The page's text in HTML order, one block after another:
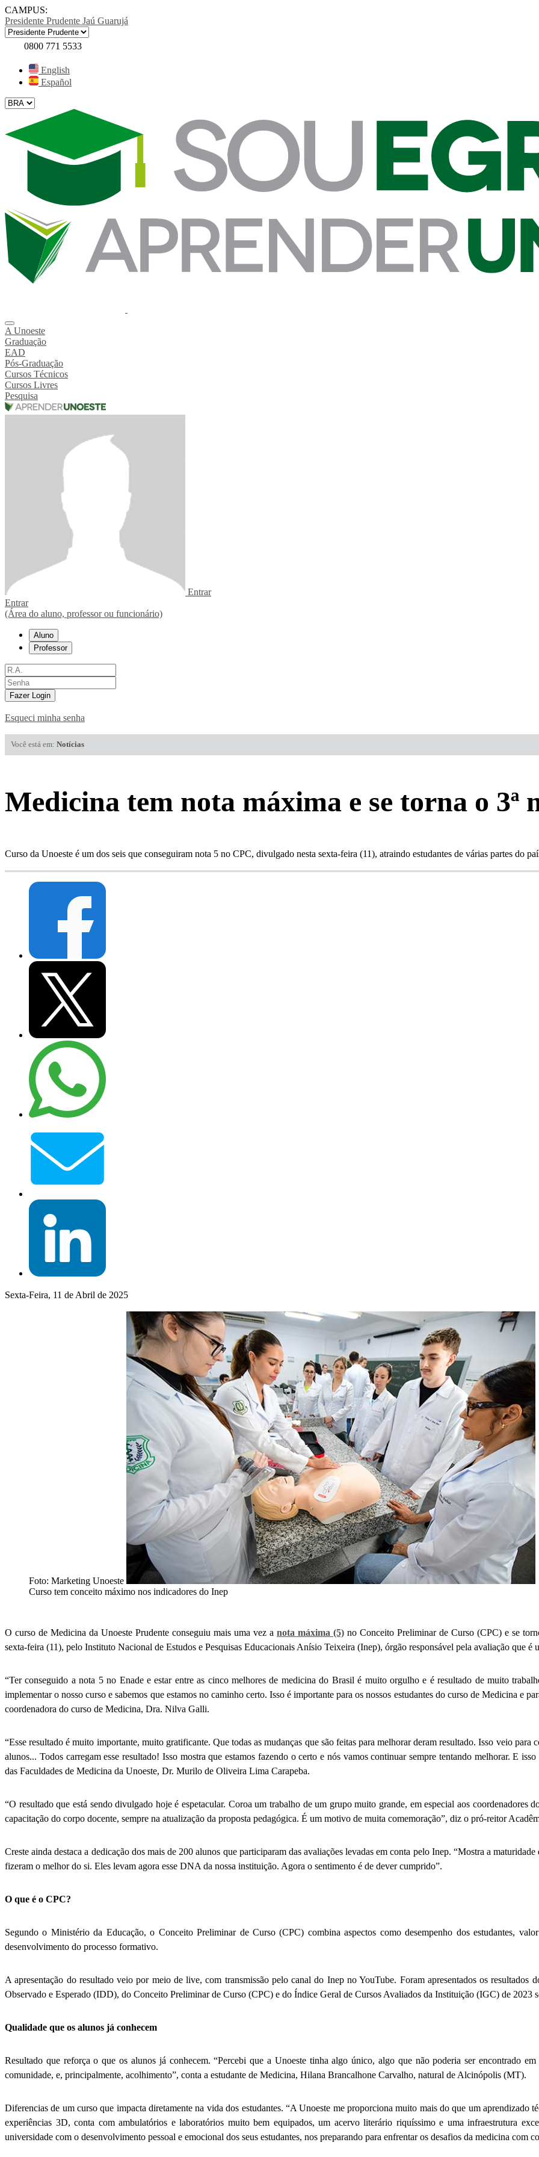
CAMPUS:
Presidente Prudente Jaú Guarujá
0800 771 5533
English
Español
A Unoeste
Graduação
EAD
Pós-Graduação
Cursos Técnicos
Cursos Livres
Pesquisa
Entrar
Entrar
(Área do aluno, professor ou funcionário)
Aluno
Professor
Fazer Login
Esqueci minha senha
Você está em: Notícias
Medicina tem nota máxima e se torna o 3ª
Curso da Unoeste é um dos seis que conseguiram nota 5 no CPC, divulgado nesta sexta-feira (11), atraindo estudantes de várias partes do
Sexta-Feira, 11 de Abril de 2025
Foto: Marketing Unoeste
Curso tem conceito máximo nos indicadores do Inep
O curso de Medicina da Unoeste Prudente conseguiu mais uma vez a nota máxima (5) no Conceito Preliminar de Curso (CPC) e se
sexta-feira (11), pelo Instituto Nacional de Estudos e Pesquisas Educacionais Anísio Teixeira (Inep), órgão responsável pela avaliação que é
“Ter conseguido a nota 5 no Enade e estar entre as cinco melhores de medicina do Brasil é muito orgulho e é resultado de muito
implementar o nosso curso e sabemos que estamos no caminho certo. Isso é importante para os nossos estudantes do curso de Medicina e
coordenadora do curso de Medicina, Dra. Nilva Galli.
“Esse resultado é muito importante, muito gratificante. Que todas as mudanças que são feitas para melhorar deram resultado. Isso veio para
alunos... Todos carregam esse resultado! Isso mostra que estamos fazendo o certo e nós vamos continuar sempre tentando melhorar. E
das Faculdades de Medicina da Unoeste, Dr. Murilo de Oliveira Lima Carapeba.
“O resultado que está sendo divulgado hoje é espetacular. Coroa um trabalho de um grupo muito grande, em especial aos coordenadores
capacitação do corpo docente, sempre na atualização da proposta pedagógica. É um motivo de muita comemoração”, diz o pró-reitor
Creste ainda destaca a dedicação dos mais de 200 alunos que participaram das avaliações levadas em conta pelo Inep. “Mostra a
fizeram o melhor do si. Eles levam agora esse DNA da nossa instituição. Agora o sentimento é de dever cumprido”.
O que é o CPC?
Segundo o Ministério da Educação, o Conceito Preliminar de Curso (CPC) combina aspectos como desempenho dos estudantes,
desenvolvimento do processo formativo.
A apresentação do resultado veio por meio de live, com transmissão pelo canal do Inep no YouTube. Foram apresentados os
Observado e Esperado (IDD), do Conceito Preliminar de Curso (CPC) e do Índice Geral de Cursos Avaliados da Instituição (IGC) de
Qualidade que os alunos já conhecem
Resultado que reforça o que os alunos já conhecem. “Percebi que a Unoeste tinha algo único, algo que não poderia ser encontrado
comunidade, e, principalmente, acolhimento”, conta a estudante de Medicina, Hilana Brancalhone Carvalho, natural de Alcinópolis (MT).
Diferencias de um curso que impacta diretamente na vida dos estudantes. “A Unoeste me proporciona muito mais do que um aprendizado
experiências 3D, conta com ambulatórios e laboratórios muito bem equipados, um acervo literário riquíssimo e uma infraestrutura
universidade com o desenvolvimento pessoal e emocional dos seus estudantes, nos preparando para enfrentar os desafios da medicina com